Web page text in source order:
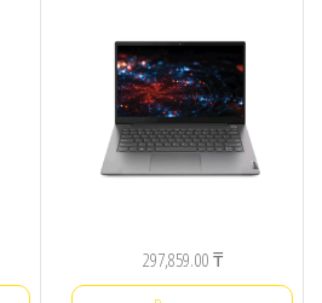
297,859.00₸